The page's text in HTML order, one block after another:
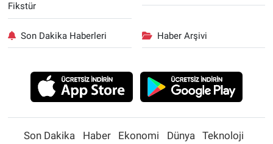
Fikstür
Son Dakika Haberleri Haber Arşivi
Son Dakika Haber Ekonomi Dünya Teknoloji